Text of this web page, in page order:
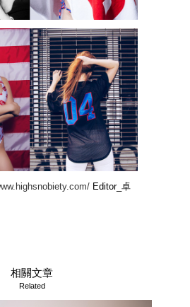
Editor_卓
相關文章
Related